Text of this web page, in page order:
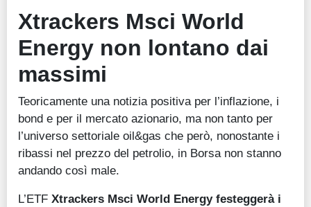
Xtrackers Msci World
Energy non lontano dai
massimi
Teoricamente una notizia positiva per l’inflazione, i
bond e per il mercato azionario, ma non tanto per
l’universo settoriale oil&gas che però, nonostante i
ribassi nel prezzo del petrolio, in Borsa non stanno
andando così male.
L’ETF Xtrackers Msci World Energy festeggerà i